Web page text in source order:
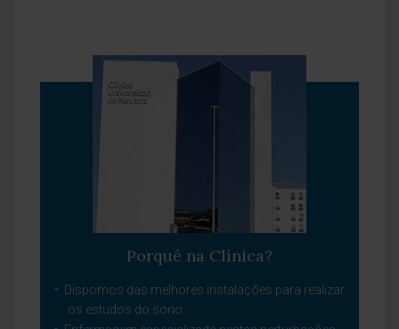
Porquê na Clínica?
Dispomos das melhores instalações para realizar
os estudos do sono.